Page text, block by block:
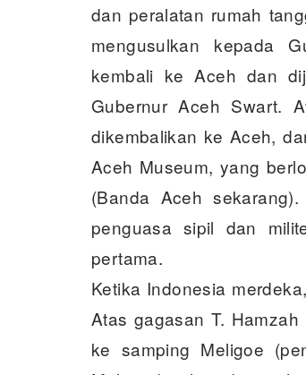
dan peralatan rumah
mengusulkan kepada
kembali ke Aceh dan
Gubernur Aceh Swart.
dikembalikan ke Aceh,
Aceh Museum, yang
(Banda Aceh
penguasa sipil dan
pertama.
Ketika Indonesia
Atas gagasan T.
ke samping Meligoe